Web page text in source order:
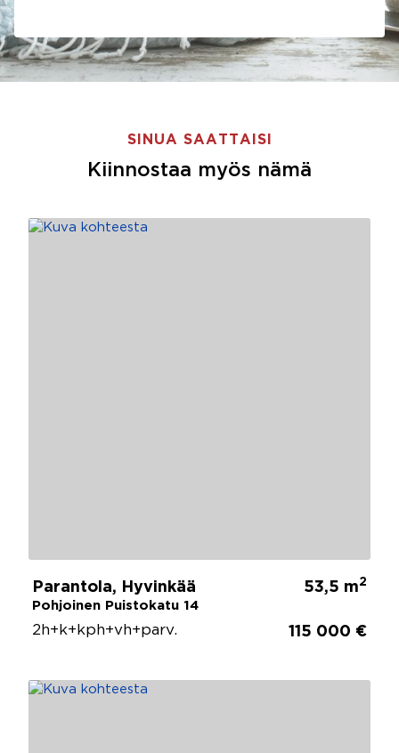
SINUA SAATTAISI
Kiinnostaa myös nämä
Parantola, Hyvinkää
Pohjoinen Puistokatu 14
53,5 m2
2h+k+kph+vh+parv. 115 000 €